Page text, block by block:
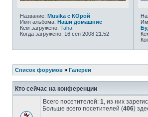
Название: Musika с КОрой
Имя альбома: Наши домашние
Кем загружено: Taha
Когда загружено: 16 сен 2008 21:52
Список форумов » Галереи
Кто сейчас на конференции
Всего посетителей: 1, из них
Больше всего посетителей (406)